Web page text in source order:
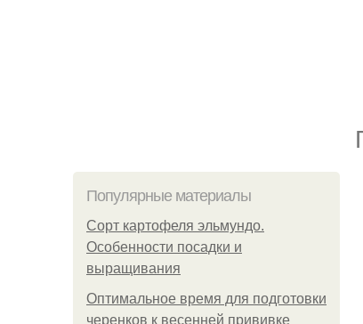
Популярные материалы
Сорт картофеля эльмундо.
Особенности посадки и
выращивания
Оптимальное время для подготовки
черенков к весенней прививке